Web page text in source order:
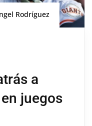
Rodríguez
a
juegos